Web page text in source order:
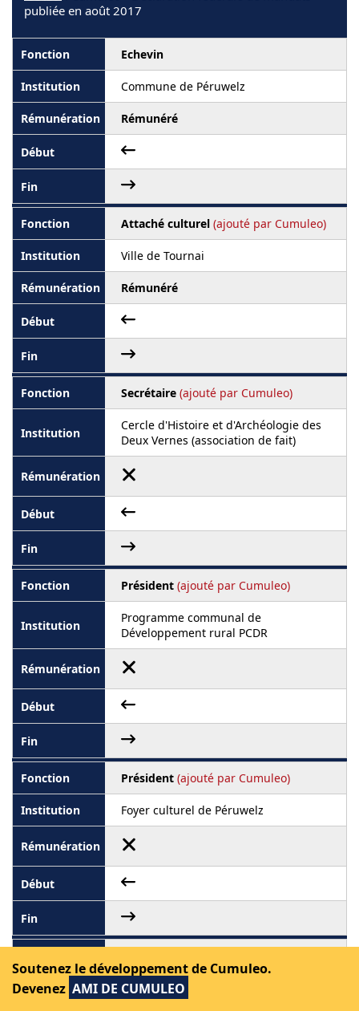
publiée en août 2017
Echevin
Commune de Péruwelz
Rémunéré
Attaché culturel (ajouté par Cumuleo)
Ville de Tournai
Rémunéré
Secrétaire (ajouté par Cumuleo)
Cercle d'Histoire et d'Archéologie des
Deux Vernes (association de fait)
Président (ajouté par Cumuleo)
Programme communal de
Développement rural PCDR
Président (ajouté par Cumuleo)
Foyer culturel de Péruwelz
Tourisme et Culture asbl
Soutenez le développement de Cumuleo.
Devenez AMI DE CUMULEO